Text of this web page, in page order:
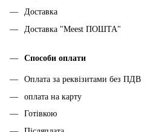
Доставка
Доставка "Meest ПОШТА"
Способи оплати
Оплата за реквізитами без ПДВ
оплата на карту
Готівкою